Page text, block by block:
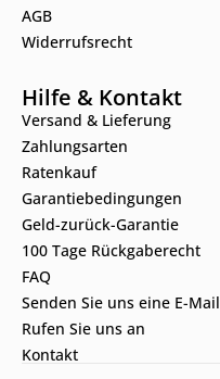
AGB
Widerrufsrecht
Hilfe & Kontakt
Versand & Lieferung
Zahlungsarten
Ratenkauf
Garantiebedingungen
Geld-zurück-Garantie
100 Tage Rückgaberecht
FAQ
Senden Sie uns eine E-Mail
Rufen Sie uns an
Kontakt